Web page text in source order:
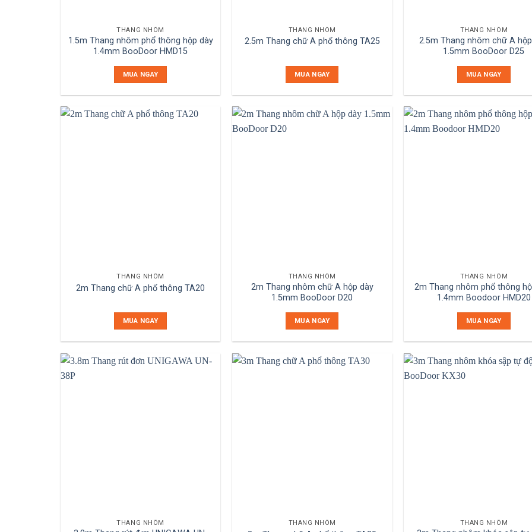
THANG NHÔM
1.5m Thang nhôm phổ thông hộp dày
1.4mm BooDoor HMD15
MUA NGAY
THANG NHÔM
2.5m Thang chữ A phổ thông TA25
MUA NGAY
THANG NHÔM
2.5m Thang nhôm chữ A
1.5mm BooDoor D25
MUA NGAY
THANG NHÔM
2m Thang chữ A phổ thông TA20
MUA NGAY
THANG NHÔM
2m Thang nhôm chữ A hộp dày
1.5mm BooDoor D20
MUA NGAY
THANG NHÔM
2m Thang nhôm phổ thông
1.4mm Boodoor HMD20
MUA NGAY
THANG NHÔM THANG NHÔM THANG NHÔM